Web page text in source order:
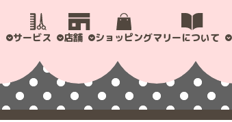
サービス 店舗 ショッピングマリーについて